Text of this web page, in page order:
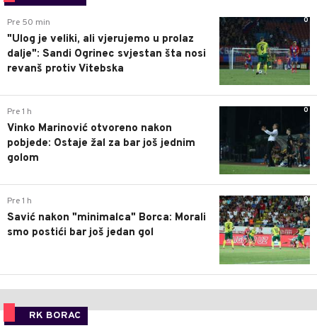
0
Pre 50 min
"Ulog je veliki, ali vjerujemo u prolaz
dalje": Sandi Ogrinec svjestan šta nosi
revanš protiv Vitebska
0
Pre 1 h
Vinko Marinović otvoreno nakon
pobjede: Ostaje žal za bar još jednim
golom
0
Pre 1 h
Savić nakon "minimalca" Borca: Morali
smo postići bar još jedan gol
RK BORAC